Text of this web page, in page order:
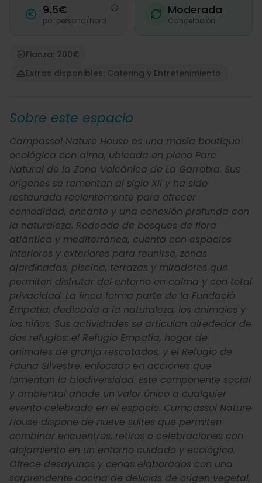
9.5€
por persona/hora
Moderada
Cancelación
Fianza: 200€
Extras disponibles: Catering y Entretenimiento
Sobre este espacio
Campassol Nature House es una masía boutique
ecológica con alma, ubicada en pleno Parc
Natural de la Zona Volcánica de La Garrotxa. Sus
orígenes se remontan al siglo XII y ha sido
restaurada recientemente para ofrecer
comodidad, encanto y una conexión profunda con
la naturaleza. Rodeada de bosques de flora
atlántica y mediterránea, cuenta con espacios
interiores y exteriores para reunirse, zonas
ajardinadas, piscina, terrazas y miradores que
permiten disfrutar del entorno en calma y con total
privacidad. La finca forma parte de la Fundació
Empatia, dedicada a la naturaleza, los animales y
los niños. Sus actividades se articulan alrededor de
dos refugios: el Refugio Empatía, hogar de
animales de granja rescatados, y el Refugio de
Fauna Silvestre, enfocado en acciones que
fomentan la biodiversidad. Este componente social
y ambiental añade un valor único a cualquier
evento celebrado en el espacio. Campassol Nature
House dispone de nueve suites que permiten
combinar encuentros, retiros o celebraciones con
alojamiento en un entorno cuidado y ecológico.
Ofrece desayunos y cenas elaborados con una
sorprendente cocina de delicias de origen vegetal,